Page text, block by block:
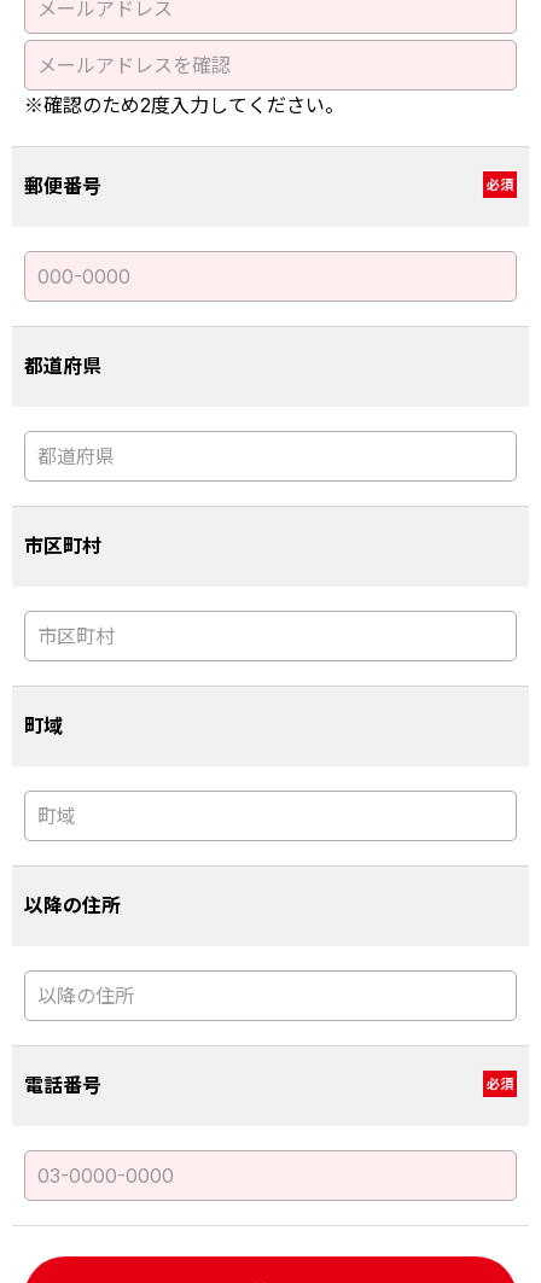
※確認のため2度入力してください。
郵便番号 必須
都道府県
市区町村
町域
以降の住所
電話番号 必須